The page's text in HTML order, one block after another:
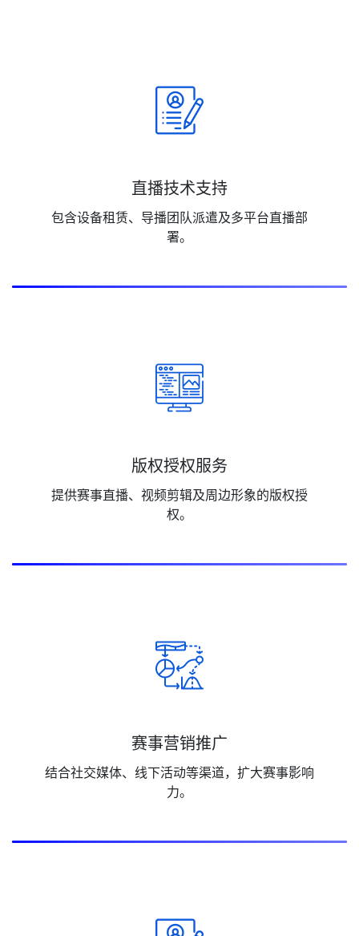
直播技术支持
包含设备租赁、导播团队派遣及多平台直播部
署。
版权授权服务
提供赛事直播、视频剪辑及周边形象的版权授
权。
赛事营销推广
结合社交媒体、线下活动等渠道，扩大赛事影响
力。